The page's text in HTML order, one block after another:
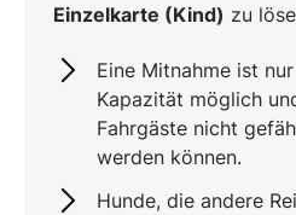
Einzelkarte (Kind) zu
Eine Mitnahme ist
Kapazität möglich
Fahrgäste nicht
werden können.
Hunde, die andere